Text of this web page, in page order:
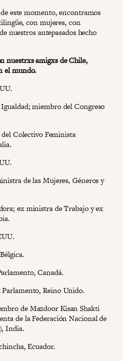
este momento, encontramos
con mujeres, con
nuestros antepasados hecho
nuestrxs amigxs de Chile,
el mundo.
miembro del Congreso
Colectivo Feminista
de las Mujeres, Géneros y
ex ministra de Trabajo y ex
Canadá.
Reino Unido.
de Mazdoor Kisan Shakti
de la Federación Nacional de
India.
Ecuador.